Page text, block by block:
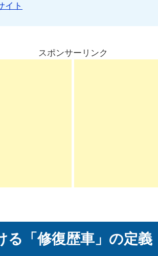
イト
スポンサーリンク
る「修復歴車」の定義